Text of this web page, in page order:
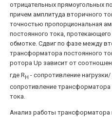
отрицательных прямоугольных
причем амплитуда вторичного
точностью пропорциональная
постоянного тока,
обмотке. Сдвиг по фазе между
трансформатора постоянного
ротора Up зависит от
где RH - сопротивление нагрузки/
сопротивление трансформатора
тока.
Анализ работы трансформатора